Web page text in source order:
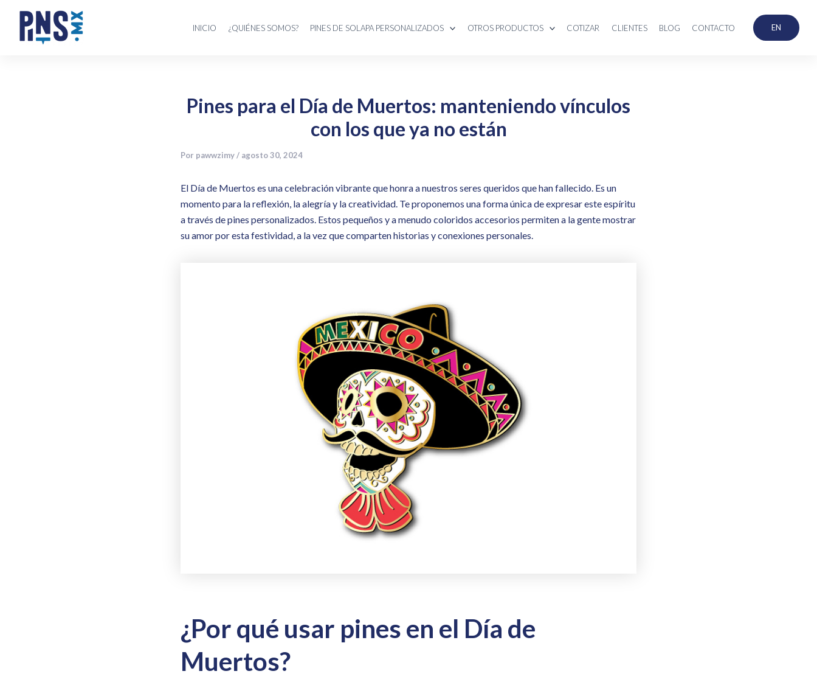
contenido
INICIO ¿QUIÉNES SOMOS? PINES DE SOLAPA PERSONALIZADOS OTROS PRODUCTOS COTIZAR CLIENTES BLOG CONTACTO EN
Pines para el Día de Muertos: manteniendo vínculos
con los que ya no están
Por pawwzimy/ agosto 30, 2024
El Día de Muertos es una celebración vibrante que honra a nuestros seres queridos que han fallecido. Es un
momento para la reflexión, la alegría y la creatividad. Te proponemos una forma única de expresar este espíritu
a través de pines personalizados. Estos pequeños y a menudo coloridos accesorios permiten a la gente mostrar
su amor por esta festividad, a la vez que comparten historias y conexiones personales.
¿Por qué usar pines en el Día de
Muertos?